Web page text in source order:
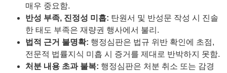
매우 중요함.
반성 부족, 진정성 미흡: 탄원서 및 반성문 작성 시 진솔
한 태도 부족은 재량권 행사에서 불리.
법적 근거 불명확: 행정심판은 법규 위반 확인에 초점,
전문적 법률지식 미흡 시 증거를 제대로 반박하지 못함.
처분 내용 초과 불복: 행정심판은 처분 취소 또는 감경